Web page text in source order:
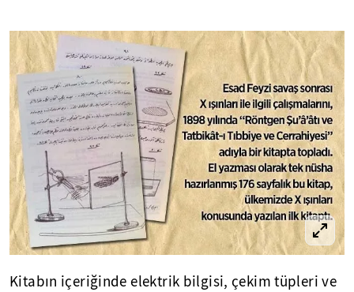
Kitabın içeriğinde elektrik bilgisi, çekim tüpleri ve